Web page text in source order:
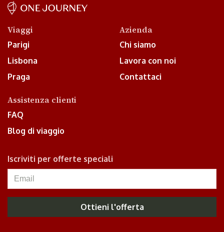
Viaggi
Parigi
Lisbona
Praga
Azienda
Chi siamo
Lavora con noi
Contattaci
Assistenza clienti
FAQ
Blog di viaggio
Iscriviti per offerte speciali
Ottieni l'offerta